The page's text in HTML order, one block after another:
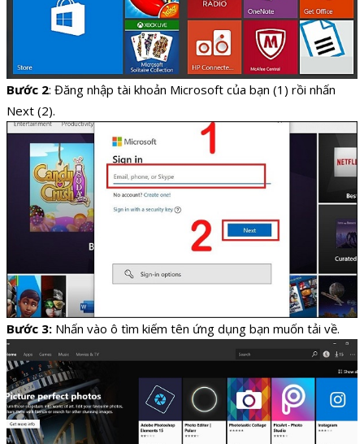
Bước 2: Đăng nhập tài khoản Microsoft của bạn (1) rồi nhấn
Next (2).
Bước 3: Nhấn vào ô tìm kiếm tên ứng dụng bạn muốn tải về.